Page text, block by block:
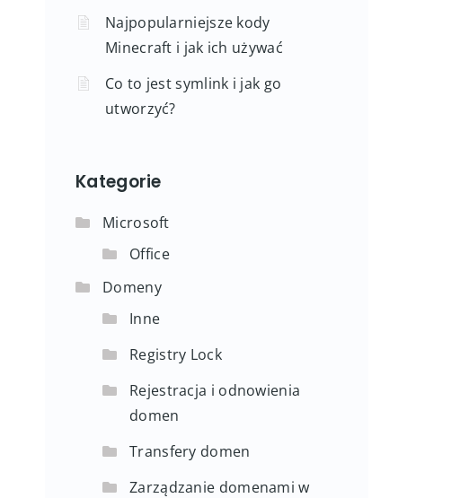
Najpopularniejsze kody
Minecraft i jak ich używać
Co to jest symlink i jak go
utworzyć?
Kategorie
Microsoft
Office
Domeny
Inne
Registry Lock
Rejestracja i odnowienia
domen
Transfery domen
Zarządzanie domenami w